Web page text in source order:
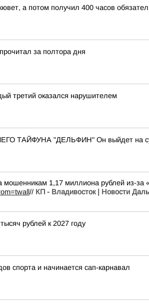
а потом получил 400 часов
за полтора дня
третий оказался нарушителем
ТАЙФУНА "ДЕЛЬФИН" Он выйдет на
мошенникам 1,17 миллиона рублей
// КП - Владивосток | Новости
рублей к 2027 году
спорта и начинается сап-карнавал